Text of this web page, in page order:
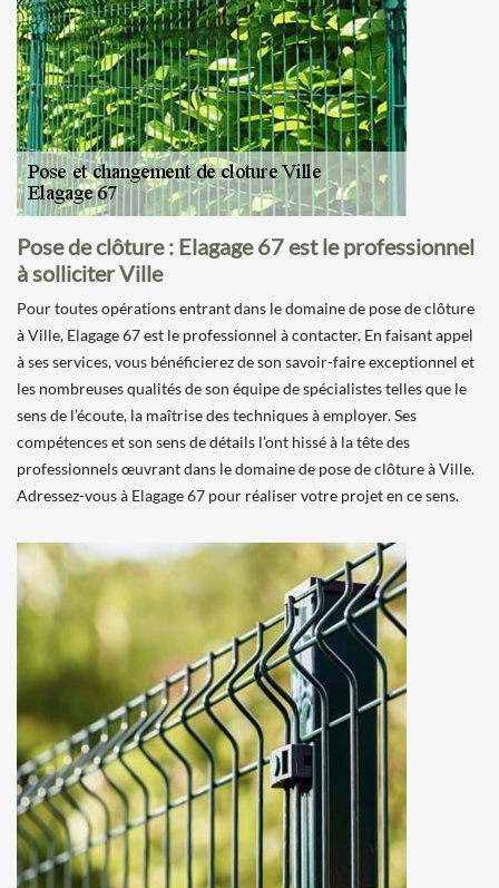
Pose de clôture : Elagage 67 est le professionnel
à solliciter Ville
Pour toutes opérations entrant dans le domaine de pose de clôture
à Ville, Elagage 67 est le professionnel à contacter. En faisant appel
à ses services, vous bénéficierez de son savoir-faire exceptionnel et
les nombreuses qualités de son équipe de spécialistes telles que le
sens de l’écoute, la maîtrise des techniques à employer. Ses
compétences et son sens de détails l’ont hissé à la tête des
professionnels œuvrant dans le domaine de pose de clôture à Ville.
Adressez-vous à Elagage 67 pour réaliser votre projet en ce sens.